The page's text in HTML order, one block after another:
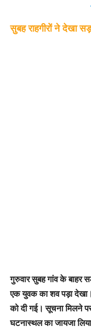
सुबह राहगीरों ने देखा
गुरुवार सुबह गांव के बाहर
एक युवक का शव पड़ा
को दी गई। सूचना मिलने
घटनास्थल का जायजा